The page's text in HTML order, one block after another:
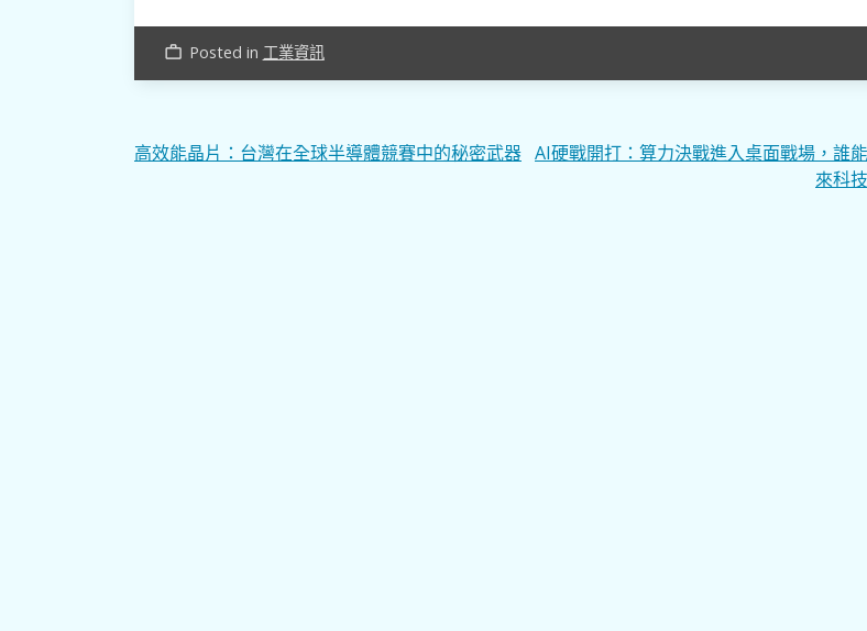
work_outline Posted in 工業資訊
文
高效能晶片：台灣在全球半導體競賽中的秘密武器 AI硬戰開打：算力決戰進入桌面戰場，誰
來科